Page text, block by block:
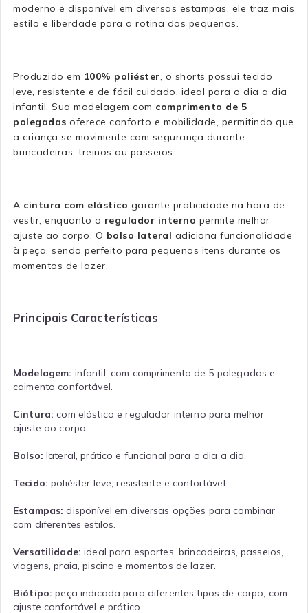
moderno e disponível em diversas estampas, ele traz mais
estilo e liberdade para a rotina dos pequenos.
Produzido em 100% poliéster , o shorts possui tecido
leve, resistente e de fácil cuidado, ideal para o dia a dia
infantil. Sua modelagem com comprimento de 5
polegadas oferece conforto e mobilidade, permitindo que
a criança se movimente com segurança durante
brincadeiras, treinos ou passeios.
A cintura com elástico garante praticidade na hora de
vestir, enquanto o regulador interno permite melhor
ajuste ao corpo. O bolso lateral adiciona funcionalidade
à peça, sendo perfeito para pequenos itens durante os
momentos de lazer.
Principais Características
Modelagem: infantil, com comprimento de 5 polegadas e
caimento confortável.
Cintura: com elástico e regulador interno para melhor
ajuste ao corpo.
Bolso: lateral, prático e funcional para o dia a dia.
Tecido: poliéster leve, resistente e confortável.
Estampas: disponível em diversas opções para combinar
com diferentes estilos.
Versatilidade: ideal para esportes, brincadeiras, passeios,
viagens, praia, piscina e momentos de lazer.
Biótipo: peça indicada para diferentes tipos de corpo, com
ajuste confortável e prático.